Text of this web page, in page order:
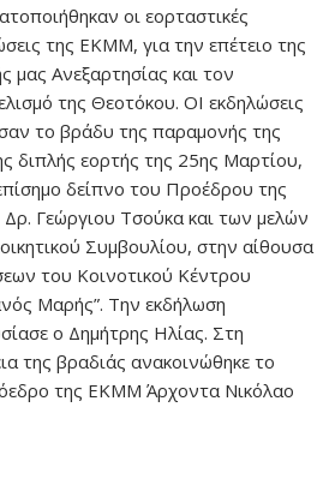
οι εορταστικές
της ΕΚΜΜ, για την επέτειο της
μας Ανεξαρτησίας και τον
της Θεοτόκου. ΟΙ εκδηλώσεις
το βράδυ της παραμονής της
διπλής εορτής της 25ης Μαρτίου,
δείπνο του Προέδρου της
Γεώργιου Τσούκα και των μελών
Συμβουλίου, στην αίθουσα
του Κοινοτικού Κέντρου
Μαρής”. Την εκδήλωση
ο Δημήτρης Ηλίας. Στη
της βραδιάς ανακοινώθηκε το
της ΕΚΜΜ Άρχοντα Νικόλαο